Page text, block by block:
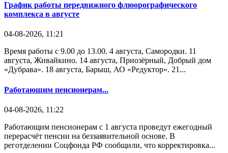
График работы передвижного флюорографического
комплекса в августе
04-08-2026, 11:21
Время работы с 9.00 до 13.00. 4 августа, Самородки. 11
августа, Живайкино. 14 августа, Приозёрный, Добрый дом
«Дубрава». 18 августа, Барыш, АО «Редуктор». 21...
Работающим пенсионерам...
04-08-2026, 11:22
Работающим пенсионерам с 1 августа проведут ежегодный
перерасчёт пенсии на беззаявительной основе. В
реготделении Соцфонда РФ сообщили, что корректировка...